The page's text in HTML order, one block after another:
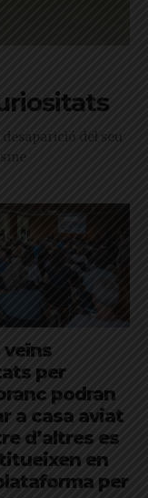
del seu
veïns
per
podran
a casa aviat
d’altres es
en
per